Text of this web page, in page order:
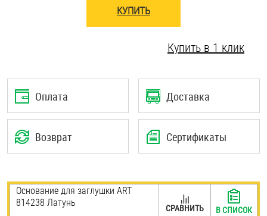
Саморезы и шурупы
Такелаж
Хомуты
Шайбы
Шпильки
Шплинты
КУПИТЬ
Купить в 1 клик
Оплата Доставка
Возврат Сертификаты
Основание для заглушки ART
814238 Латунь
СРАВНИТЬ В СПИСОК